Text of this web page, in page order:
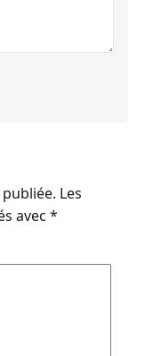
Les
avec *